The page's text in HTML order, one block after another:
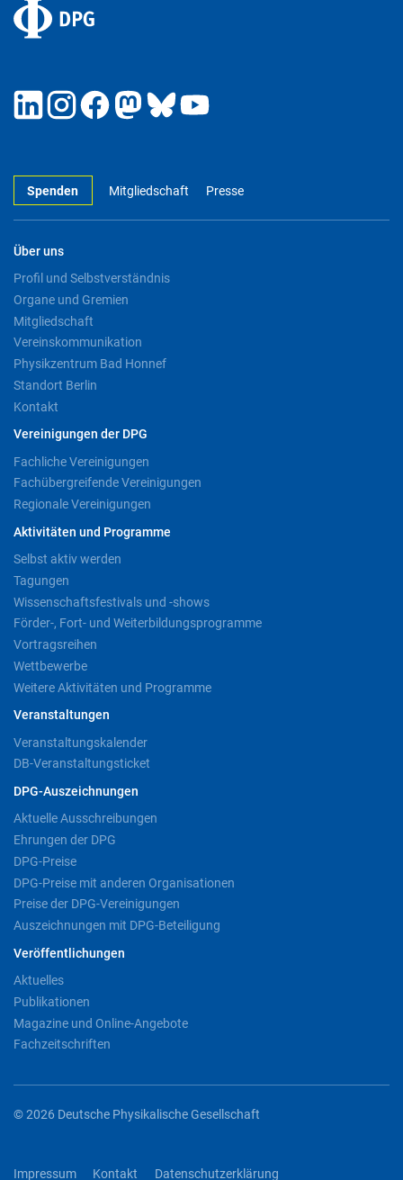
Spenden Mitgliedschaft Presse
Über uns
Profil und Selbstverständnis
Organe und Gremien
Mitgliedschaft
Vereinskommunikation
Physikzentrum Bad Honnef
Standort Berlin
Kontakt
Vereinigungen der DPG
Fachliche Vereinigungen
Fachübergreifende Vereinigungen
Regionale Vereinigungen
Aktivitäten und Programme
Selbst aktiv werden
Tagungen
Wissenschaftsfestivals und -shows
Förder-, Fort- und Weiterbildungsprogramme
Vortragsreihen
Wettbewerbe
Weitere Aktivitäten und Programme
Veranstaltungen
Veranstaltungskalender
DB-Veranstaltungsticket
DPG-Auszeichnungen
Aktuelle Ausschreibungen
Ehrungen der DPG
DPG-Preise
DPG-Preise mit anderen Organisationen
Preise der DPG-Vereinigungen
Auszeichnungen mit DPG-Beteiligung
Veröffentlichungen
Aktuelles
Publikationen
Magazine und Online-Angebote
Fachzeitschriften
© 2026 Deutsche Physikalische Gesellschaft
Impressum Kontakt Datenschutzerklärung